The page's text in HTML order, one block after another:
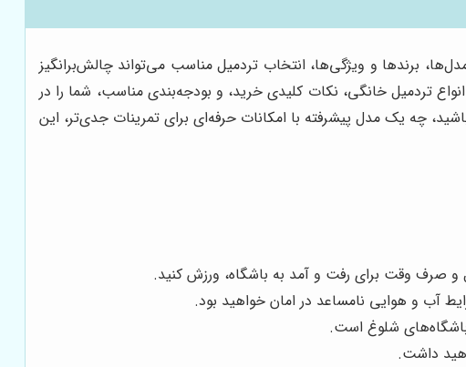
برندها و ویژگی‌ها، انتخاب تردمیل مناسب می‌تواند چالش‌برانگیز
تردمیل خانگی، نکات کلیدی خرید، و بودجه‌بندی مناسب، شما را در
چه یک مدل پیشرفته با امکانات حرفه‌ای برای تمرینات جدی‌تر، این
و صرف وقت برای رفت و آمد به باشگاه، ورزش کنید.
آب و هوایی نامساعد در امان خواهید بود.
شلوغ است.
داشت.